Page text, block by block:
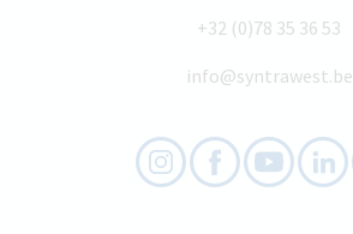
+32 (0)78 35 36 53
info@syntrawest.be